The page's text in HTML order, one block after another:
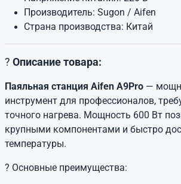
Производитель: Sugon / Aifen
Страна производства: Китай
? Описание товара:
Паяльная станция Aifen A9Pro —
инструмент для профессионалов,
точного нагрева. Мощность 600 Вт
крупными компонентами и быстро
температуры.
? Основные преимущества: